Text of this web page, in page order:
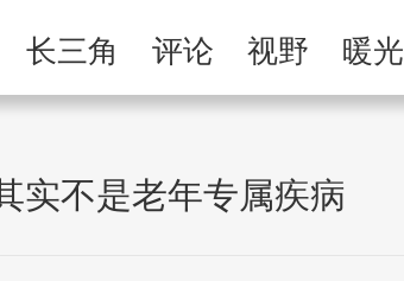
长三角 评论 视野 暖光
实不是老年专属疾病